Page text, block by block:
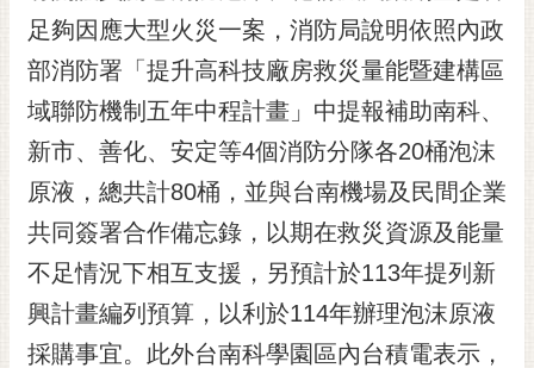
足夠因應大型火災一案，消防局說明依照內政
部消防署「提升高科技廠房救災量能暨建構區
域聯防機制五年中程計畫」中提報補助南科、
新市、善化、安定等4個消防分隊各20桶泡沫
原液，總共計80桶，並與台南機場及民間企業
共同簽署合作備忘錄，以期在救災資源及能量
不足情況下相互支援，另預計於113年提列新
興計畫編列預算，以利於114年辦理泡沫原液
採購事宜。此外台南科學園區內台積電表示，